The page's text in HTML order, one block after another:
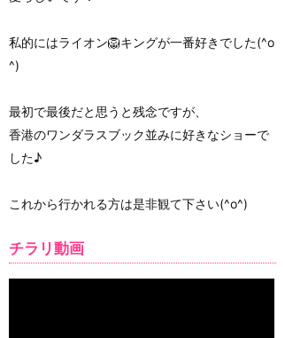
私的にはライオン🦁キングが一番好きでした(^o
^)
最初で最後だと思うと残念ですが、
香港のワンダラスブック並みに好きなショーで
した♪
これから行かれる方は是非観て下さい(^o^)
チラリ動画